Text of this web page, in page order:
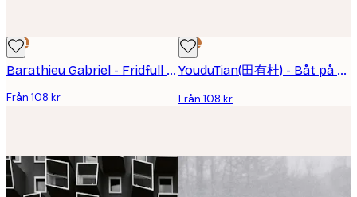
DEAL
Barathieu Gabriel - Fridfull Kaskelotsimning Poster
Från 108 kr
DEAL
YouduTian(田有杜) - Båt på Tidvattenslätt Poster
Från 108 kr